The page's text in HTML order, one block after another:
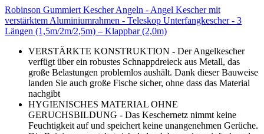
Robinson Gummiert Kescher Angeln - Angel Kescher mit
verstärktem Aluminiumrahmen - Teleskop Unterfangkescher - 3
Längen (1,5m/2m/2,5m) – Klappbar (2,0m)
VERSTÄRKTE KONSTRUKTION - Der Angelkescher
verfügt über ein robustes Schnappdreieck aus Metall, das
große Belastungen problemlos aushält. Dank dieser Bauweise
landen Sie auch große Fische sicher, ohne dass das Material
nachgibt
HYGIENISCHES MATERIAL OHNE
GERUCHSBILDUNG - Das Keschernetz nimmt keine
Feuchtigkeit auf und speichert keine unangenehmen Gerüche.